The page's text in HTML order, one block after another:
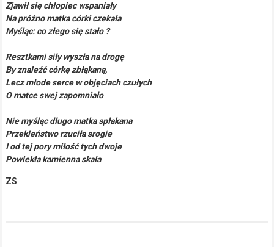
Zjawił się chłopiec wspaniały
Na próżno matka córki czekała
Myśląc: co złego się stało ?
Resztkami siły wyszła na drogę
By znaleźć córkę zbłąkaną,
Lecz młode serce w objęciach czułych
O matce swej zapomniało
Nie myśląc długo matka spłakana
Przekleństwo rzuciła srogie
I od tej pory miłość tych dwoje
Powlekła kamienna skała
ZS